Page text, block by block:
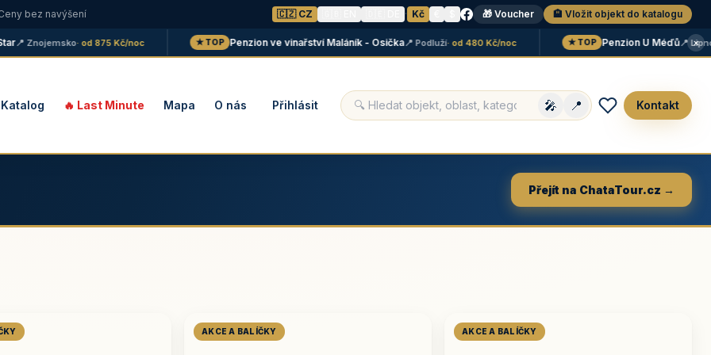
bez navýšení 🇨🇿 CZ · Kč 🎁 Voucher 🏨 Vložit objekt do katalogu
Znojemsko· od 875 Kč/noc ★ TOP Penzion ve vinařství Maláník - Osička📍 Podluží· od 480 Kč/noc ★ TOP Penzion U Méďů📍 Lipno·
×
Katalog 🔥 Last Minute Mapa O nás Přihlásit 🎤 📍 Kontakt
Přejít na ChataTour.cz →
AKCE A BALÍČKY AKCE A BALÍČKY